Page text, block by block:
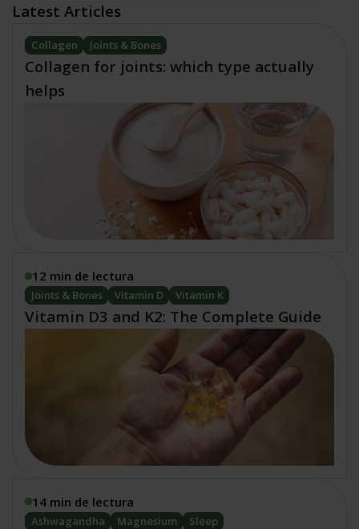
Latest Articles
Collagen Joints & Bones
Collagen for joints: which type actually
helps
12 min de lectura
Joints & Bones Vitamin D Vitamin K
Vitamin D3 and K2: The Complete Guide
14 min de lectura
Ashwagandha Magnesium Sleep